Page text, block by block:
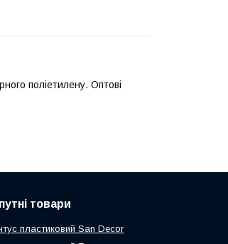
поліетилену. Оптові
товари
пластиковий San Decor